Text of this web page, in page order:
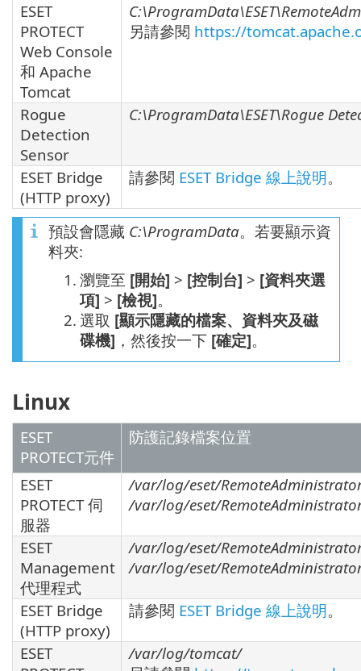
ESET
PROTECT
Web Console
和 Apache
Tomcat
另請參閱 https://
Rogue
Detection
Sensor
C:\ProgramData\ESET\Rogue
ESET Bridge
(HTTP proxy)
請參閱 ESET Bridge 線上說明。
預設會隱藏 C:\ProgramData。若要顯示資
料夾:
1. 瀏覽至 [開始] > [控制台] > [資料夾選
項] > [檢視]。
2. 選取 [顯示隱藏的檔案、資料夾及磁
碟機] ，然後按一下 [確定]。
Linux
ESET
PROTECT元件
防護記錄檔案位置
ESET
PROTECT 伺
服器
/var/log/eset/
/var/log/eset/
ESET
Management
代理程式
/var/log/eset/
/var/log/eset/
ESET Bridge
(HTTP proxy)
請參閱 ESET Bridge 線上說明。
ESET
/var/log/tomcat/